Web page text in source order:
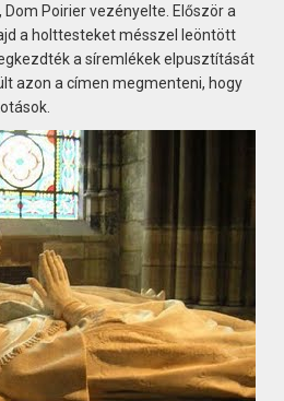
Poirier vezényelte. Először a
a holttesteket mésszel leöntött
a síremlékek elpusztítását
azon a címen megmenteni, hogy